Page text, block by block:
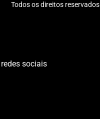
Todos os direitos reservados
sociais